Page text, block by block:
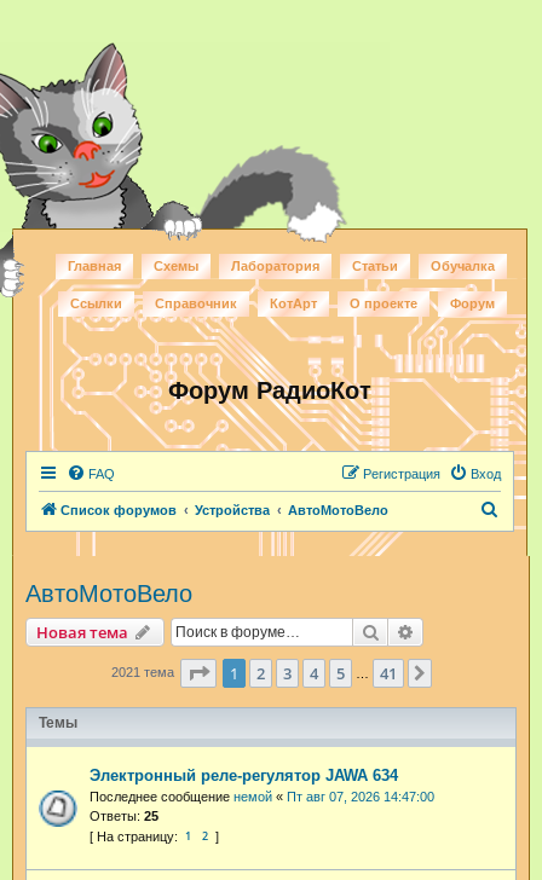
Главная Схемы Лаборатория Статьи Обучалка
Ссылки Справочник КотАрт О проекте Форум
Форум РадиоКот
FAQ Вход
Регистрация
Список форумов Устройства АвтоМотоВело
АвтоМотоВело
Новая тема Поиск
2021 тема Страница из 41
1 2 3 4 5 41
Темы
Электронный реле-регулятор JAWA 634
Последнее сообщение немой « Пт авг 07, 2026 14:47:00
Ответы: 25
1 2